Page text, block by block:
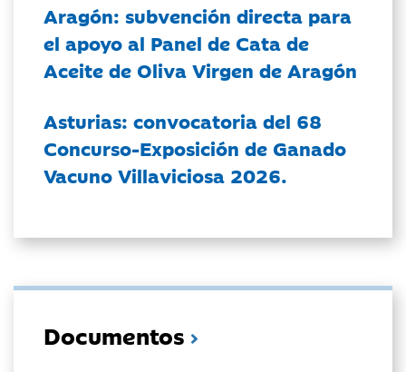
Aragón: subvención directa para
el apoyo al Panel de Cata de
Aceite de Oliva Virgen de Aragón
Asturias: convocatoria del 68
Concurso-Exposición de Ganado
Vacuno Villaviciosa 2026.
Documentos